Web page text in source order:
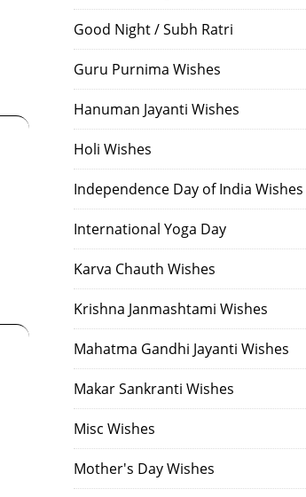
Good Night / Subh Ratri
Guru Purnima Wishes
Hanuman Jayanti Wishes
Holi Wishes
Independence Day of India Wishes
International Yoga Day
Karva Chauth Wishes
Krishna Janmashtami Wishes
Mahatma Gandhi Jayanti Wishes
Makar Sankranti Wishes
Misc Wishes
Mother's Day Wishes